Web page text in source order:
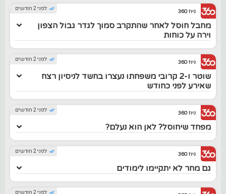
לפני 2 חודשים ניוז 360
מחבל חוסל לאחר שהתקרב סמוך לגדר גבול הצפון
וירה על כוחות
לפני 2 חודשים ניוז 360
שוטר ו-2 קרובי משפחתו נעצרו בחשד לניסיון רצח
שאירע לפני כחודש
לפני 2 חודשים ניוז 360
מפחד שיחוסל? לאן הוא נעלם?
לפני 2 חודשים ניוז 360
גם מחר לא יתקיימו לימודים
לפני 2 חודשים